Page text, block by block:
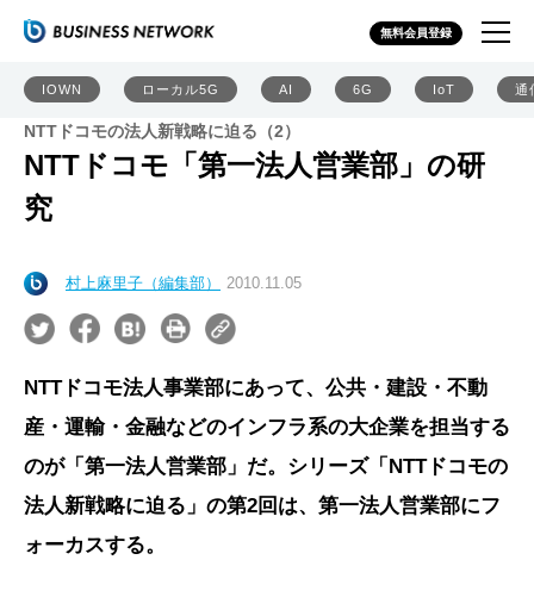
無料会員登録
IOWN ローカル5G AI 6G IoT 通
NTTドコモの法人新戦略に迫る（2）
NTTドコモ「第一法人営業部」の研
究
村上麻里子（編集部） 2010.11.05
NTTドコモ法人事業部にあって、公共・建設・不動
産・運輸・金融などのインフラ系の大企業を担当する
のが「第一法人営業部」だ。シリーズ「NTTドコモの
法人新戦略に迫る」の第2回は、第一法人営業部にフ
ォーカスする。